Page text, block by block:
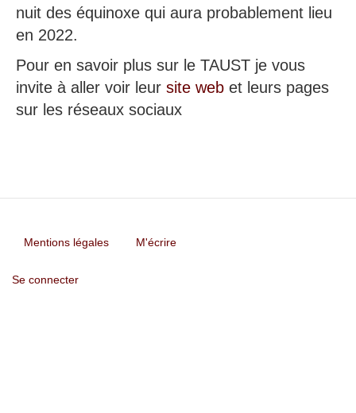
nuit des équinoxe qui aura probablement lieu
en 2022.
Pour en savoir plus sur le TAUST je vous
invite à aller voir leur site web et leurs pages
sur les réseaux sociaux
Footer
menu
Mentions légales M'écrire
User
Se connecter